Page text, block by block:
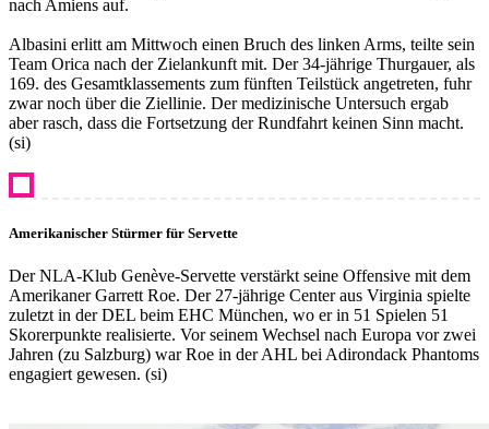
nach Amiens auf.
Albasini erlitt am Mittwoch einen Bruch des linken Arms, teilte sein
Team Orica nach der Zielankunft mit. Der 34-jährige Thurgauer, als
169. des Gesamtklassements zum fünften Teilstück angetreten, fuhr
zwar noch über die Ziellinie. Der medizinische Untersuch ergab
aber rasch, dass die Fortsetzung der Rundfahrt keinen Sinn macht.
(si)
Amerikanischer Stürmer für Servette
Der NLA-Klub Genève-Servette verstärkt seine Offensive mit dem
Amerikaner Garrett Roe. Der 27-jährige Center aus Virginia spielte
zuletzt in der DEL beim EHC München, wo er in 51 Spielen 51
Skorerpunkte realisierte. Vor seinem Wechsel nach Europa vor zwei
Jahren (zu Salzburg) war Roe in der AHL bei Adirondack Phantoms
engagiert gewesen. (si)